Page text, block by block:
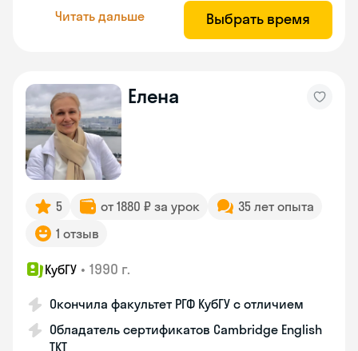
Читать дальше Выбрать время
Елена
5 от 1880 ₽ за урок
35 лет опыта
1 отзыв
КубГУ • 1990 г.
Окончила факультет РГФ КубГУ с отличием
Обладатель сертификатов Cambridge English
TKT